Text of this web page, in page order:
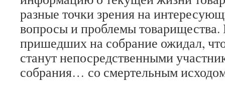
разные точки зрения на
вопросы и проблемы товарищества.
пришедших на собрание ожидал,
станут непосредственными
собрания… со смертельным